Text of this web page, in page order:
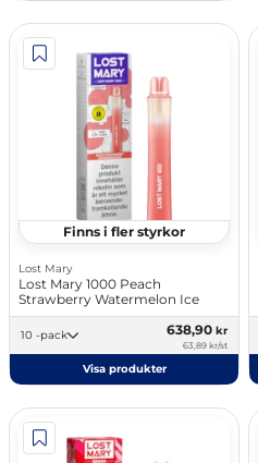
Finns i fler styrkor
Lost Mary
Lost Mary 1000 Peach
Strawberry Watermelon Ice
10 -pack 638,90 kr
63,89 kr/st
Visa produkter